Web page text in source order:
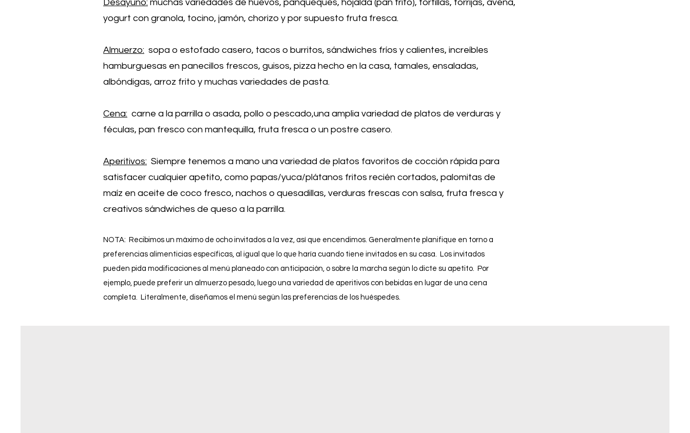
Desayuno: muchas variedades de huevos, panqueques, hojalda (pan frito), tortillas, torrijas, avena,
yogurt con granola, tocino, jamón, chorizo y por supuesto fruta fresca.
Almuerzo: sopa o estofado casero, tacos o burritos, sándwiches fríos y calientes, increíbles
hamburguesas en panecillos frescos, guisos, pizza hecho en la casa, tamales, ensaladas,
albóndigas, arroz frito y muchas variedades de pasta.
Cena: carne a la parrilla o asada, pollo o pescado,una amplia variedad de platos de verduras y
féculas, pan fresco con mantequilla, fruta fresca o un postre casero.
Aperitivos: Siempre tenemos a mano una variedad de platos favoritos de cocción rápida para
satisfacer cualquier apetito, como papas/yuca/plátanos fritos recién cortados, palomitas de
maíz en aceite de coco fresco, nachos o quesadillas, verduras frescas con salsa, fruta fresca y
creativos sándwiches de queso a la parrilla.
NOTA: Recibimos un máximo de ocho invitados a la vez, así que encendimos. Generalmente planifique en torno a
preferencias alimenticias específicas, al igual que lo que haría cuando tiene invitados en su casa. Los invitados
pueden pida modificaciones al menú planeado con anticipación, o sobre la marcha según lo dicte su apetito. Por
ejemplo, puede preferir un almuerzo pesado, luego una variedad de aperitivos con bebidas en lugar de una cena
completa. Literalmente, diseñamos el menú según las preferencias de los huéspedes.